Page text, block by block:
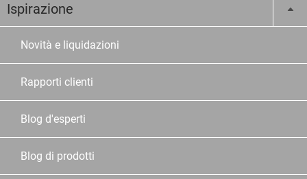
Ispirazione
Novità e liquidazioni
Rapporti clienti
Blog d'esperti
Blog di prodotti